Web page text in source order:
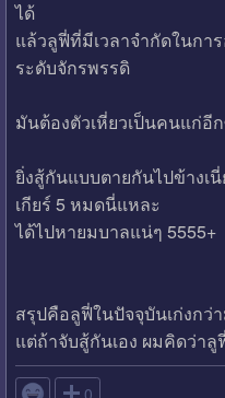
ได้
แล้วลูฟี่ที่มีเวลาจำกัดในกา
ระดับจักรพรรดิ
มันต้องตัวเหี่ยวเป็นคนแก่อี
ยิ่งสู้กันแบบตายกันไปข้างเ
เกียร์ 5 หมดนี่แหละ
ได้ไปหายมบาลแน่ๆ 5555+
สรุปคือลูฟี่ในปัจจุบันเก่งกว่
แต่ถ้าจับสู้กันเอง ผมคิดว่า
0